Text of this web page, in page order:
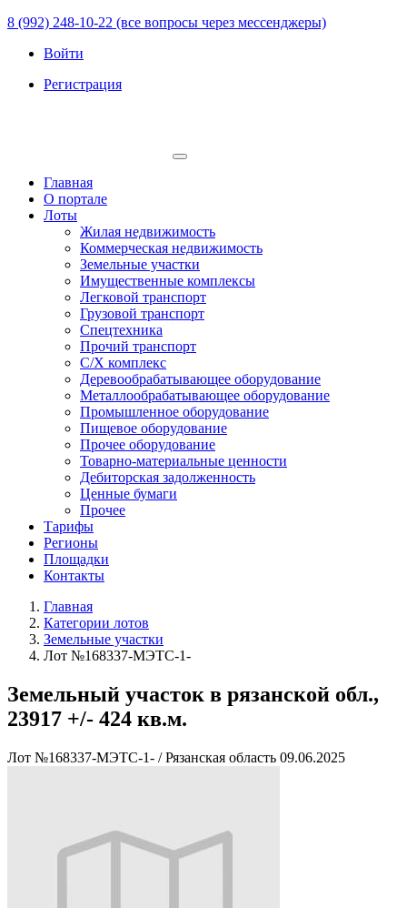
8 (992) 248-10-22 (все вопросы через мессенджеры)
Войти
Регистрация
Главная
О портале
Лоты
Жилая недвижимость
Коммерческая недвижимость
Земельные участки
Имущественные комплексы
Легковой транспорт
Грузовой транспорт
Спецтехника
Прочий транспорт
С/Х комплекс
Деревообрабатывающее оборудование
Металлообрабатывающее оборудование
Промышленное оборудование
Пищевое оборудование
Прочее оборудование
Товарно-материальные ценности
Дебиторская задолженность
Ценные бумаги
Прочее
Тарифы
Регионы
Площадки
Контакты
Главная
Категории лотов
Земельные участки
Лот №168337-МЭТС-1-
Земельный участок в рязанской обл.,
23917 +/- 424 кв.м.
Лот №168337-МЭТС-1- / Рязанская область 09.06.2025